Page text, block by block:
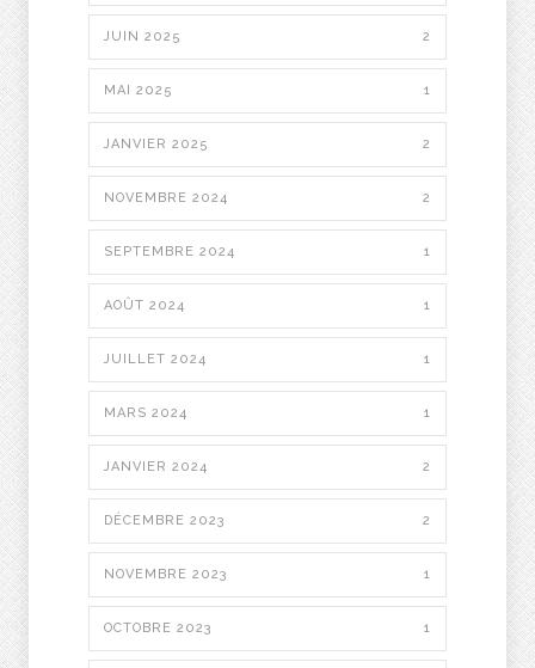
JUIN 2025 2
MAI 2025 1
JANVIER 2025 2
NOVEMBRE 2024 2
SEPTEMBRE 2024 1
AOÛT 2024 1
JUILLET 2024 1
MARS 2024 1
JANVIER 2024 2
DÉCEMBRE 2023 2
NOVEMBRE 2023 1
OCTOBRE 2023 1